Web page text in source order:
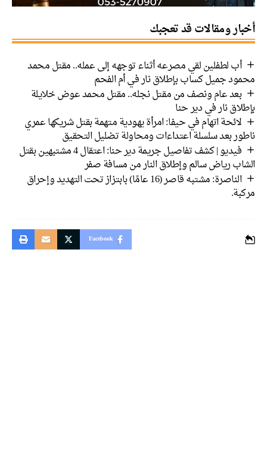
أخبار ومقالات قد تعجبك
أب لطفلين لقي مصرعه أثناء توجهه إلى عمله.. مقتل محمد
محمود جميل كساب بإطلاق نار في أم الفحم
بعد عام ونصف من مقتل نجله.. مقتل محمد عوض خلايلة
بإطلاق نار في دير حنا
لائحة اتهام في حيفا: امرأة يهودية متهمة بقتل شريكها عمري
ناطور بعد سلسلة اعتداءات ومحاولة تضليل التحقيق
فيديو | كشف تفاصيل جريمة دير حنا: اعتقال 4 مشتبهين بقتل
الشاب رياض سالم وإطلاق النار من مسافة صفر
الناصرة: مشتبه قاصر (16 عامًا) بابتزاز تحت التهديد وإحراق
مركبة.
Facebook